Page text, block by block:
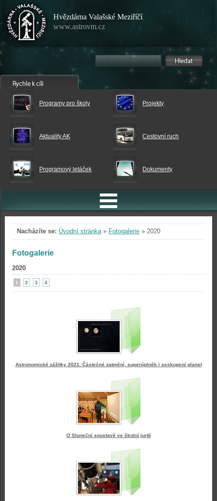
Hvězdárna Valašské Meziříčí
www.astrovm.cz
Programy pro školy Projekty
Aktuality AK Cestovní ruch
Programový letáček Dokumenty
Nacházíte se: Úvodní stránka» Fotogalerie » 2020
Fotogalerie
2020
1 2 3 4
Astronomické zážitky 2021: Částečné zatmění, superúplněk i seskupení planet
O Sluneční soustavě ve školní jurtě